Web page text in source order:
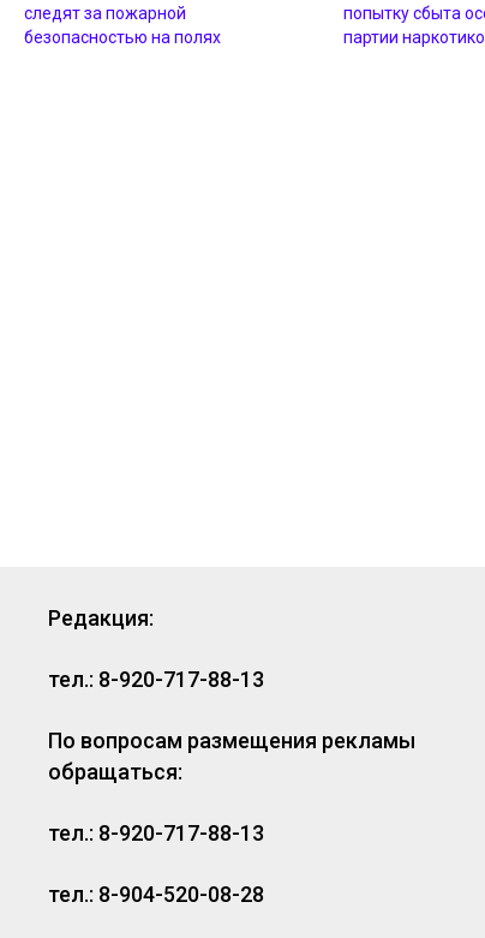
следят за пожарной
безопасностью на полях
попытку сбыта
партии
Редакция:
тел.: 8-920-717-88-13
По вопросам размещения рекламы
обращаться:
тел.: 8-920-717-88-13
тел.: 8-904-520-08-28